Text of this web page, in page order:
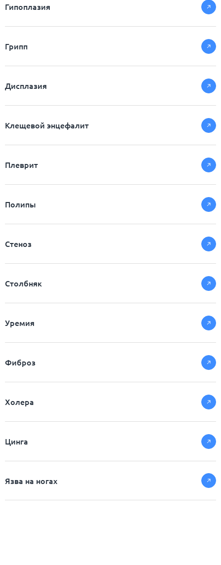
Гипоплазия
Грипп
Дисплазия
Клещевой энцефалит
Плеврит
Полипы
Стеноз
Столбняк
Уремия
Фиброз
Холера
Цинга
Язва на ногах